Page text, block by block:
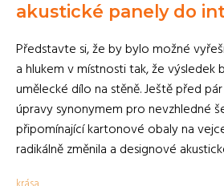
akustické panely do
Představte si, že by bylo možné
a hlukem v místnosti tak, že výsledek
umělecké dílo na stěně. Ještě před
úpravy synonymem pro nevzhledné
připomínající kartonové obaly na
radikálně změnila a designové